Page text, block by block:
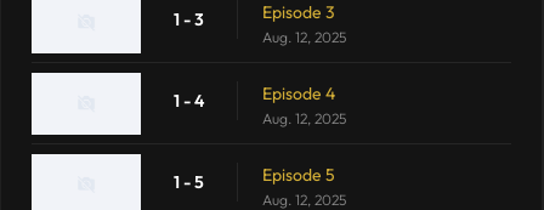
1 - 3 Episode 3
Aug. 12, 2025
1 - 4 Episode 4
Aug. 12, 2025
1 - 5 Episode 5
Aug. 12, 2025